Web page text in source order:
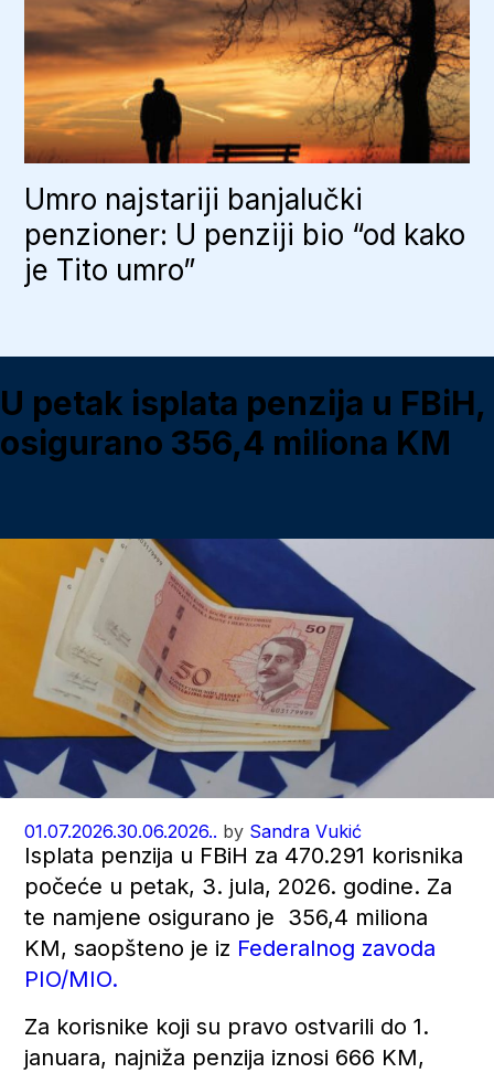
Umro najstariji banjalučki
penzioner: U penziji bio “od kako
je Tito umro”
U petak isplata penzija u FBiH,
osigurano 356,4 miliona KM
01.07.2026.30.06.2026.. by Sandra Vukić
Isplata penzija u FBiH za 470.291 korisnika
počeće u petak, 3. jula, 2026. godine. Za
te namjene osigurano je 356,4 miliona
KM, saopšteno je iz Federalnog zavoda
PIO/MIO.
Za korisnike koji su pravo ostvarili do 1.
januara, najniža penzija iznosi 666 KM,